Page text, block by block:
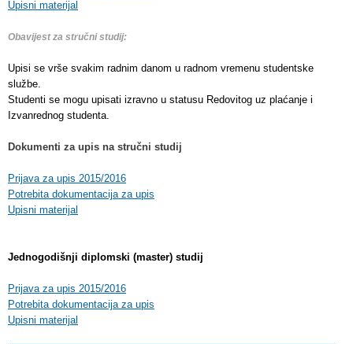
Upisni materijal
Obavijest za stručni studij:
Upisi se vrše svakim radnim danom u radnom vremenu studentske
službe.
Studenti se mogu upisati izravno u statusu Redovitog uz plaćanje i
Izvanrednog studenta.
Dokumenti za upis na stručni studij
Prijava za upis 2015/2016
Potrebita dokumentacija za upis
Upisni materijal
Jednogodišnji diplomski (master) studij
Prijava za upis 2015/2016
Potrebita dokumentacija za upis
Upisni materijal